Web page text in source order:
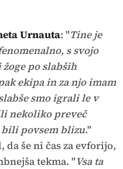
Urnauta: "Tine je
s svojo
po slabših
ekipa in za njo imam
smo igrali le v
nekoliko preveč
bili povsem blizu."
da še ni čas za evforijo,
tekma. "Vsa ta